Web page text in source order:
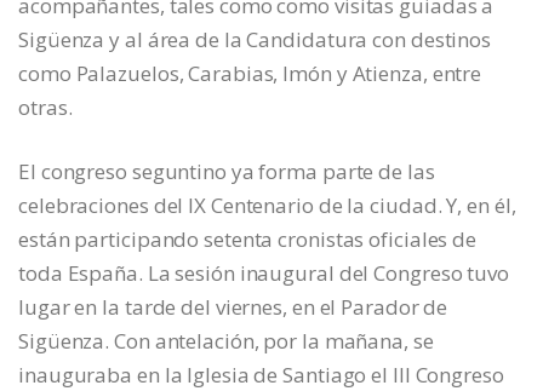
acompañantes, tales como como visitas guiadas a
Sigüenza y al área de la Candidatura con destinos
como Palazuelos, Carabias, Imón y Atienza, entre
otras.
El congreso seguntino ya forma parte de las
celebraciones del IX Centenario de la ciudad. Y, en él,
están participando setenta cronistas oficiales de
toda España. La sesión inaugural del Congreso tuvo
lugar en la tarde del viernes, en el Parador de
Sigüenza. Con antelación, por la mañana, se
inauguraba en la Iglesia de Santiago el III Congreso